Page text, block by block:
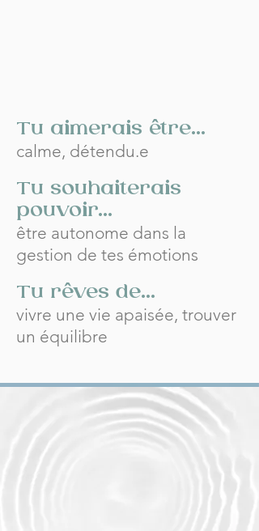
Tu aimerais être...
calme, détendu.e
Tu souhaiterais
pouvoir...
être autonome dans la
gestion de tes émotions
Tu rêves de...
vivre une vie apaisée, trouver
un équilibre